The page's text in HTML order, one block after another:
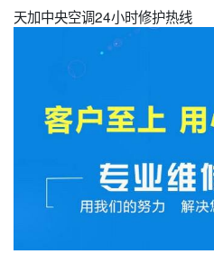
天加中央空调24小时修护热线